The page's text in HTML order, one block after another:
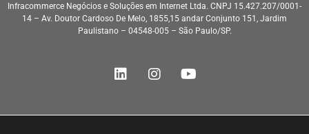
Infracommerce Negócios e Soluções em Internet Ltda. CNPJ 15.427.207/0001-
14 – Av. Doutor Cardoso De Melo, 1855,15 andar Conjunto 151, Jardim
Paulistano – 04548-005 – São Paulo/SP.